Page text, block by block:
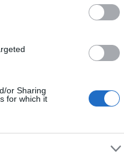
or Sharing
for which it